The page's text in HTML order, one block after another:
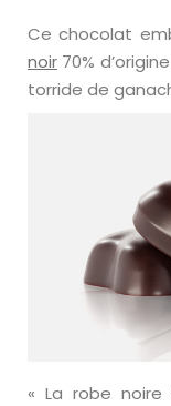
Ce chocolat
noir 70%
torride de
« La robe